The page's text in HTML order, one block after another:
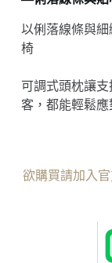
以俐落線條與
椅
可調式頭枕讓
客，都能輕鬆應
欲購買請加入